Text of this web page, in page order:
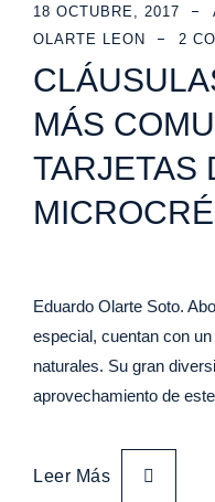
18 OCTUBRE, 2017
OLARTE LEON
2
MÁS
TARJETAS
Eduardo Olarte Soto.
especial, cuentan con
naturales. Su gran
aprovechamiento de
Leer Más